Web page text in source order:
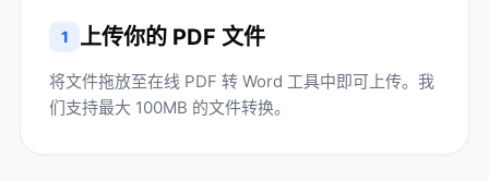
1 上传你的 PDF 文件
将文件拖放至在线 PDF 转 Word 工具中即可上传。我
们支持最大 100MB 的文件转换。